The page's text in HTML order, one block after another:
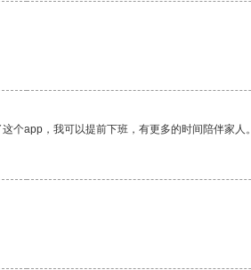
个app，我可以提前下班，有更多的时间陪伴家人。